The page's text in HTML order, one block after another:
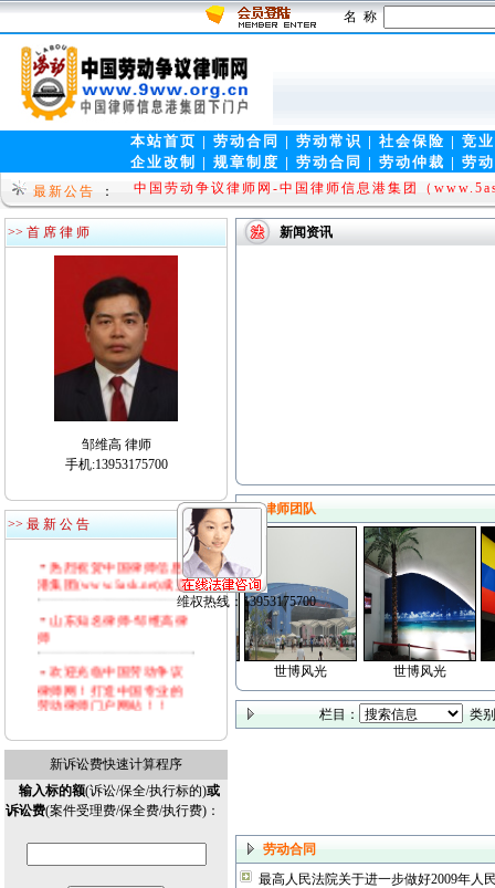
维权热线：13953175700
名 称
本站首页 | 劳动合同 | 劳动常识 | 社会保险 | 竞
企业改制
| 规章制度 | 劳动合同 | 劳动仲裁 | 劳
最新公告 ：
中国劳动争议律师网-中国律师信息港集团（
09]
中国律师热线www.0531ls.org.cn
>> 首 席 律 师
邹维高 律师
手机:13953175700
>> 最 新 公 告
中国律师热线www.0531l
s.org.cn
法律视窗(www.9wen.net)
全新上线!!
港集团(www.5ask.net)成立!
山东知名律师-邹维高律
师
欢迎光临中国劳动争议
律师网！打造中国专业的
劳动律师门户网站！！
新诉讼费快速计算程序
输入标的额(诉讼/保全/执行标的)或
诉讼费(案件受理费/保全费/执行费)：
新闻资讯
律师团队
世博风光 世博风光 世博风光 世博风光
栏目： 类
劳动合同
最高人民法院关于进一步做好2009年人